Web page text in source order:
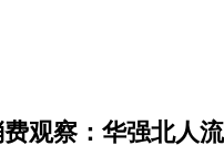
观察：华强北人